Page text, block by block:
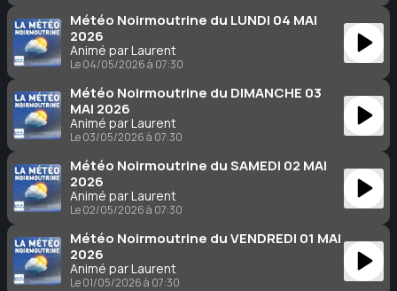
Météo Noirmoutrine du LUNDI 04 MAI
2026
Animé par Laurent
Le 04/05/2026 à 07:30
Météo Noirmoutrine du DIMANCHE 03
MAI 2026
Animé par Laurent
Le 03/05/2026 à 07:30
Météo Noirmoutrine du SAMEDI 02 MAI
2026
Animé par Laurent
Le 02/05/2026 à 07:30
Météo Noirmoutrine du VENDREDI 01 MAI
2026
Animé par Laurent
Le 01/05/2026 à 07:30